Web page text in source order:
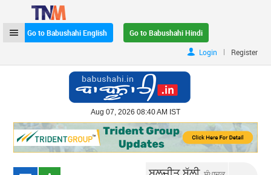
Go to Babushahi English
Go to Babushahi Hindi
Login
| Register
Aug 07, 2026 08:40 AM IST